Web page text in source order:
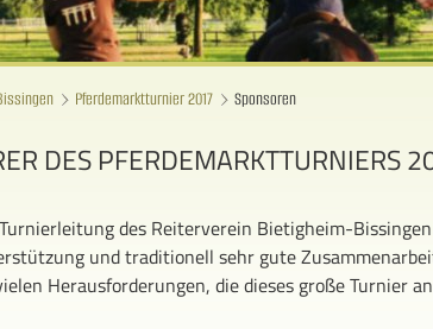
Pferdemarktturnier 2017 Sponsoren
DES PFERDEMARKTTURNIERS
des Reiterverein Bietigheim-
und traditionell sehr gute
Herausforderungen, die dieses große Turnier